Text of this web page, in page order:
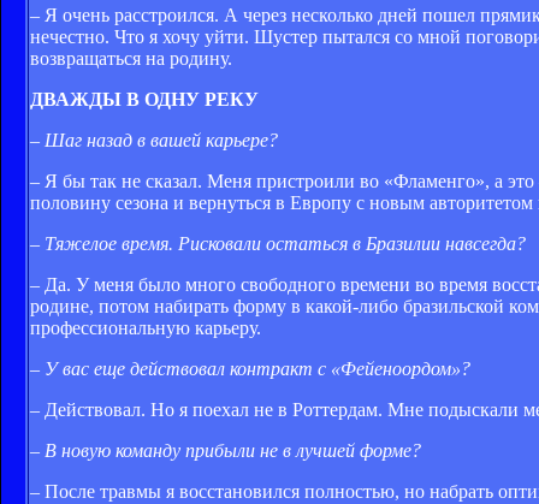
– Я очень расстроился. А через несколько дней пошел
нечестно. Что я хочу уйти. Шустер пытался со мной
возвращаться на родину.
ДВАЖДЫ В ОДНУ РЕКУ
– Шаг назад в вашей карьере?
– Я бы так не сказал. Меня пристроили во «Фламенго», а
половину сезона и вернуться в Европу с новым
– Тяжелое время. Рисковали остаться в Бразилии навсегда?
– Да. У меня было много свободного времени во время
родине, потом набирать форму в какой-либо бразильской
профессиональную карьеру.
– У вас еще действовал контракт с «Фейеноордом»?
– Действовал. Но я поехал не в Роттердам. Мне подыскали
– В новую команду прибыли не в лучшей форме?
– После травмы я восстановился полностью, но набрать